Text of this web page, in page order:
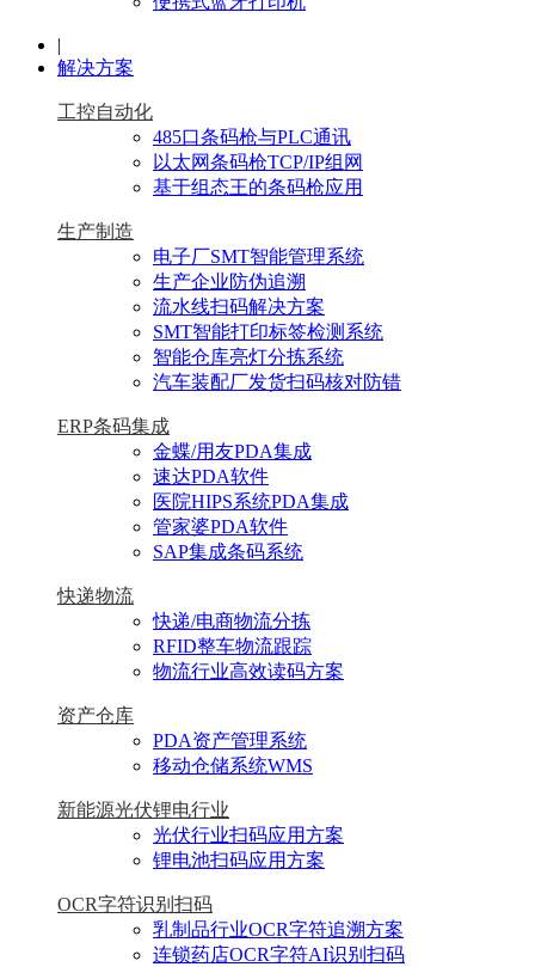
|
解决方案
工控自动化
485口条码枪与PLC通讯
以太网条码枪TCP/IP组网
基于组态王的条码枪应用
生产制造
电子厂SMT智能管理系统
生产企业防伪追溯
流水线扫码解决方案
SMT智能打印标签检测系统
智能仓库亮灯分拣系统
汽车装配厂发货扫码核对防错
ERP条码集成
金蝶/用友PDA集成
速达PDA软件
医院HIPS系统PDA集成
管家婆PDA软件
SAP集成条码系统
快递物流
快递/电商物流分拣
RFID整车物流跟踪
物流行业高效读码方案
资产仓库
PDA资产管理系统
移动仓储系统WMS
新能源光伏锂电行业
光伏行业扫码应用方案
锂电池扫码应用方案
OCR字符识别扫码
乳制品行业OCR字符追溯方案
连锁药店OCR字符AI识别扫码